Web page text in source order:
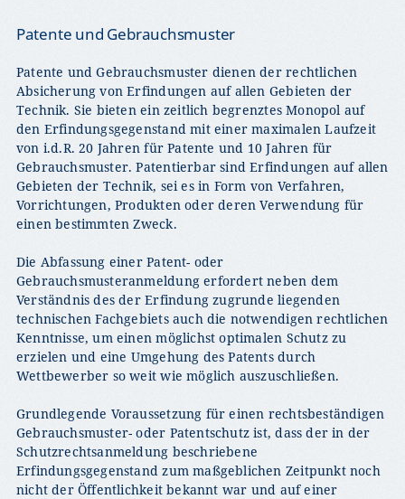
Patente und Gebrauchsmuster
Patente und Gebrauchsmuster dienen der rechtlichen
Absicherung von Erfindungen auf allen Gebieten der
Technik. Sie bieten ein zeitlich begrenztes Monopol auf
den Erfindungsgegenstand mit einer maximalen Laufzeit
von i.d.R. 20 Jahren für Patente und 10 Jahren für
Gebrauchsmuster. Patentierbar sind Erfindungen auf allen
Gebieten der Technik, sei es in Form von Verfahren,
Vorrichtungen, Produkten oder deren Verwendung für
einen bestimmten Zweck.
Die Abfassung einer Patent- oder
Gebrauchsmusteranmeldung erfordert neben dem
Verständnis des der Erfindung zugrunde liegenden
technischen Fachgebiets auch die notwendigen rechtlichen
Kenntnisse, um einen möglichst optimalen Schutz zu
erzielen und eine Umgehung des Patents durch
Wettbewerber so weit wie möglich auszuschließen.
Grundlegende Voraussetzung für einen rechtsbeständigen
Gebrauchsmuster- oder Patentschutz ist, dass der in der
Schutzrechtsanmeldung beschriebene
Erfindungsgegenstand zum maßgeblichen Zeitpunkt noch
nicht der Öffentlichkeit bekannt war und auf einer